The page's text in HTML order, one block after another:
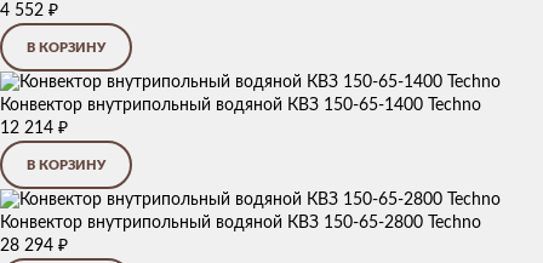
4 552 ₽
В КОРЗИНУ
Конвектор внутрипольный водяной КВЗ 150-65-1400 Techno
12 214 ₽
В КОРЗИНУ
Конвектор внутрипольный водяной КВЗ 150-65-2800 Techno
28 294 ₽